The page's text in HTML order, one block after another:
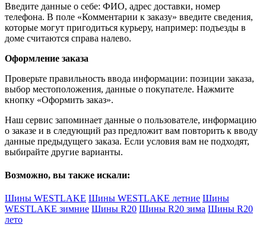
Введите данные о себе: ФИО, адрес доставки, номер
телефона. В поле «Комментарии к заказу» введите сведения,
которые могут пригодиться курьеру, например: подъезды в
доме считаются справа налево.
Оформление заказа
Проверьте правильность ввода информации: позиции заказа,
выбор местоположения, данные о покупателе. Нажмите
кнопку «Оформить заказ».
Наш сервис запоминает данные о пользователе, информацию
о заказе и в следующий раз предложит вам повторить к вводу
данные предыдущего заказа. Если условия вам не подходят,
выбирайте другие варианты.
Возможно, вы также искали:
Шины WESTLAKE Шины WESTLAKE летние Шины
WESTLAKE зимние Шины R20 Шины R20 зима Шины R20
лето